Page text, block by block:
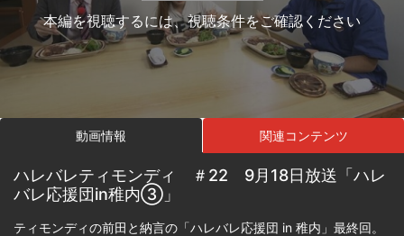
本編を視聴するには、視聴条件をご確認ください
動画情報 関連コンテンツ
ハレバレティモンディ ＃22 9月18日放送「ハレ
バレ応援団in稚内③」
ティモンディの前田と納言の「ハレバレ応援団 in 稚内」最終回。